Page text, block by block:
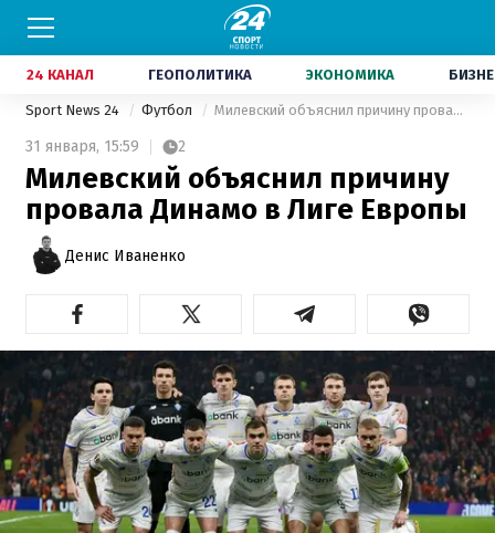
24 КАНАЛ ГЕОПОЛИТИКА ЭКОНОМИКА
Sport News 24 Футбол Милевский объяснил причину провала Динамо в Лиге Европы
31 января, 15:59 2
Милевский объяснил причину
провала Динамо в Лиге Европы
Денис Иваненко